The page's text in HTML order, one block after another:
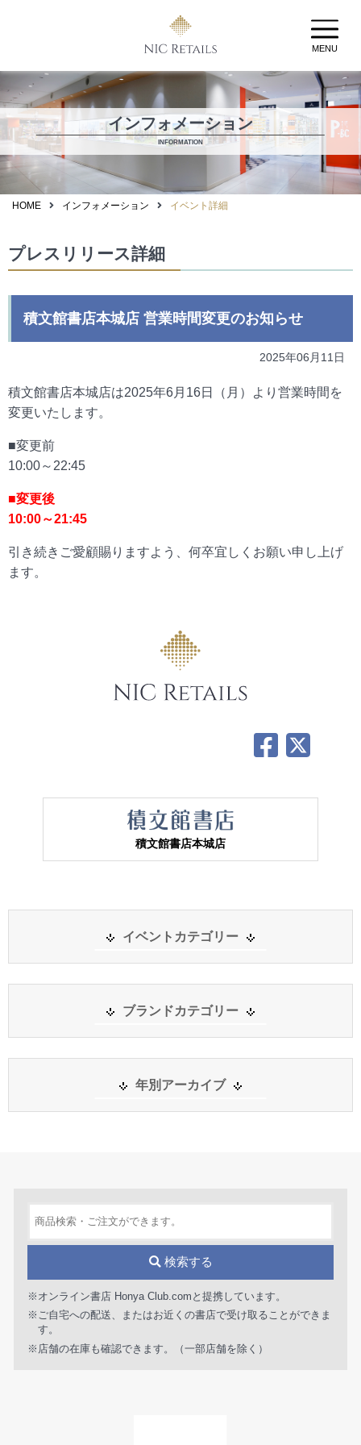
MENU
インフォメーション
INFORMATION
HOME インフォメーション イベント詳細
プレスリリース詳細
積文館書店本城店 営業時間変更のお知らせ
2025年06月11日
積文館書店本城店は2025年6月16日（月）より営業時間を
変更いたします。
■変更前
10:00～22:45
■変更後
10:00～21:45
引き続きご愛顧賜りますよう、何卒宜しくお願い申し上げ
ます。
積文館書店本城店
イベントカテゴリー
ブランドカテゴリー
年別アーカイブ
検索する
※オンライン書店 Honya Club.comと提携しています。
※ご自宅への配送、またはお近くの書店で受け取ることができま
す。
※店舗の在庫も確認できます。（一部店舗を除く）